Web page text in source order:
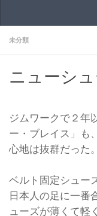
未分類
ニューシュ
ジムワークで２年
ー・ブレイス」も
心地は抜群だった。
ベルト固定シュー
日本人の足に一番
ューズが薄くて軽